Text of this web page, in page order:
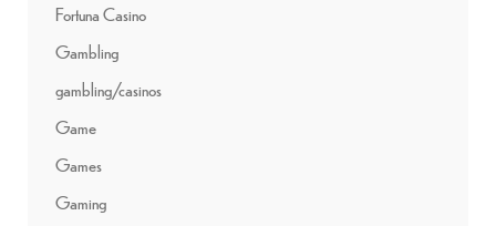
Fortuna Casino
Gambling
gambling/casinos
Game
Games
Gaming